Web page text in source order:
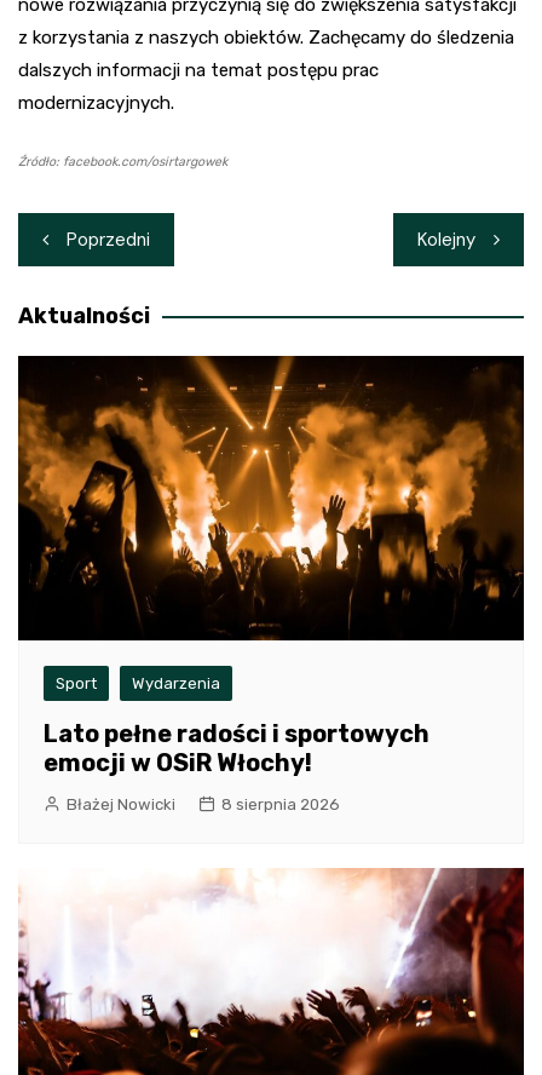
z korzystania z naszych obiektów. Zachęcamy do śledzenia
dalszych informacji na temat postępu prac
modernizacyjnych.
Źródło: facebook.com/osirtargowek
Nawigacja
wpisu
Poprzedni Kolejny
Aktualności
Sport Wydarzenia
Lato pełne radości i sportowych
emocji w OSiR Włochy!
Błażej Nowicki 8 sierpnia 2026